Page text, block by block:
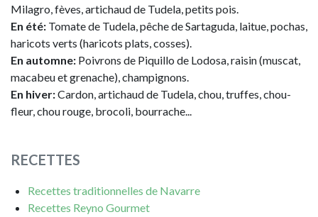
Milagro, fèves, artichaud de Tudela, petits pois.
En été: Tomate de Tudela, pêche de Sartaguda, laitue, pochas,
haricots verts (haricots plats, cosses).
En automne: Poivrons de Piquillo de Lodosa, raisin (muscat,
macabeu et grenache), champignons.
En hiver:Cardon, artichaud de Tudela, chou, truffes, chou-
fleur, chou rouge, brocoli, bourrache...
RECETTES
Recettes traditionnelles de Navarre
Recettes Reyno Gourmet